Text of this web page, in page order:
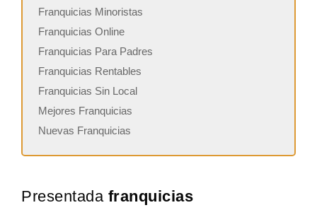
Franquicias Minoristas
Franquicias Online
Franquicias Para Padres
Franquicias Rentables
Franquicias Sin Local
Mejores Franquicias
Nuevas Franquicias
Presentada franquicias